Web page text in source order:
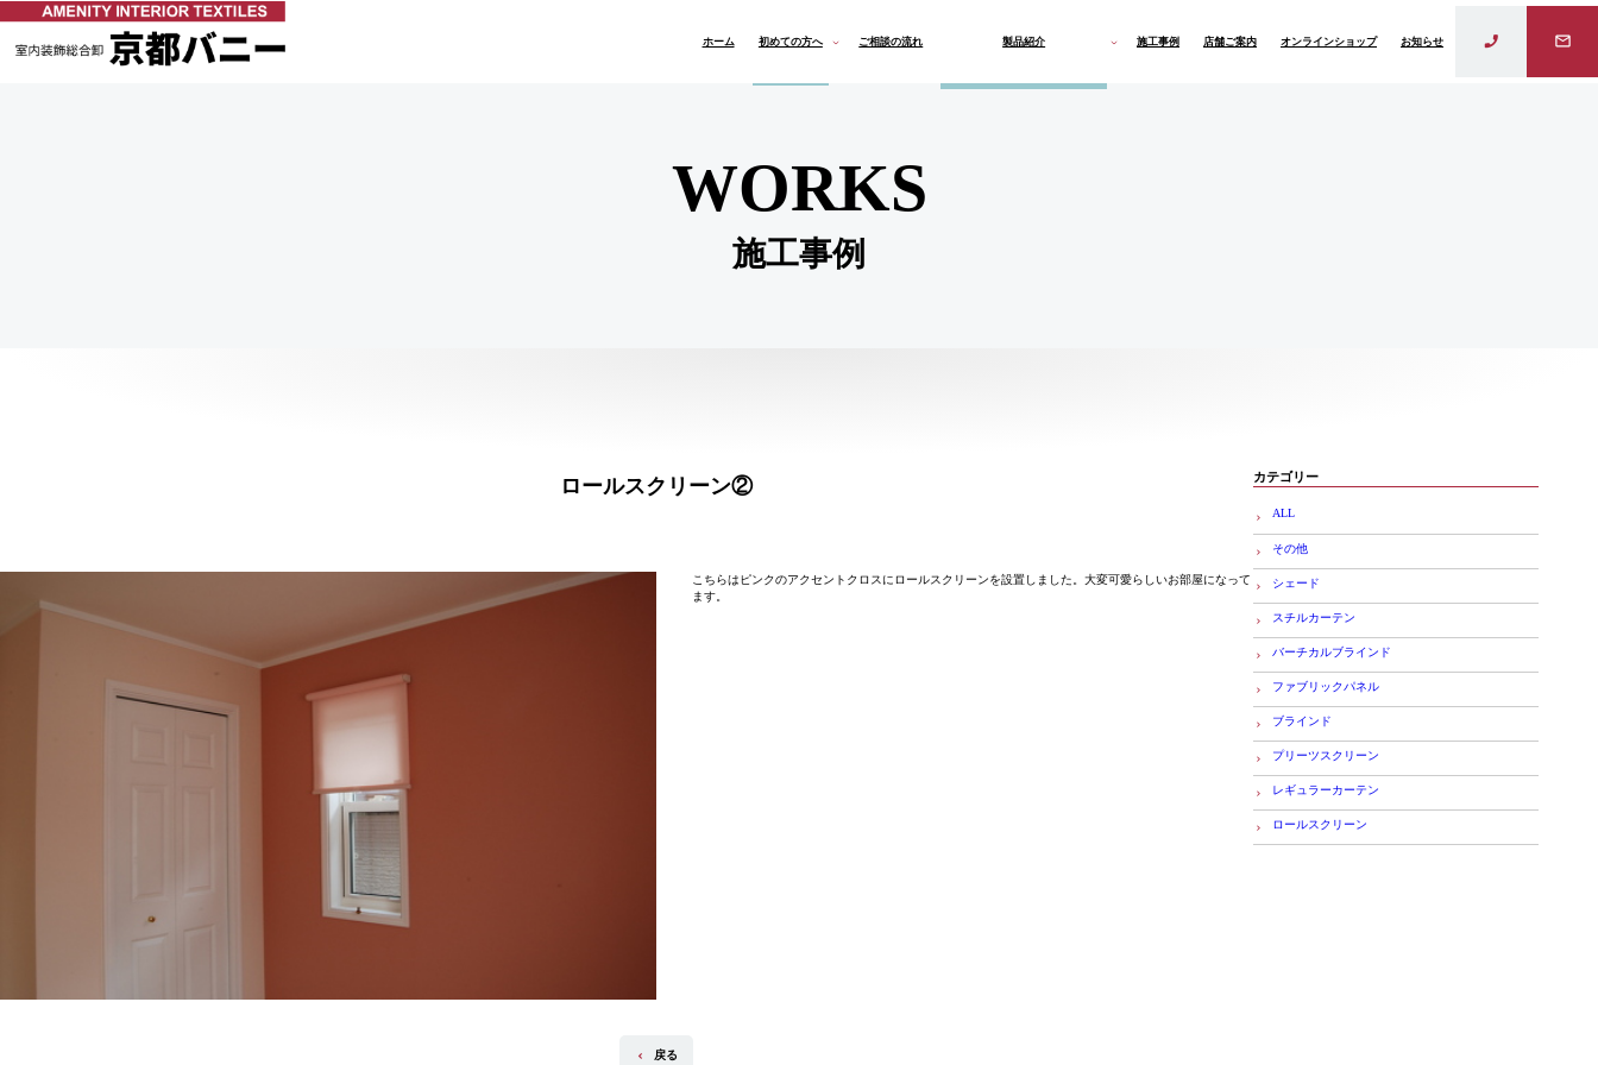
ホーム 初めての方へ ご相談の流れ 製品紹介
オーダーカーテン
ロールスクリーン & ブラインド
施工事例 店舗ご案内 オンラインショップ お知らせ
WORKS
施工事例
ロールスクリーン②
こちらはピンクのアクセントクロスにロールスクリーンを設置しました。大変可愛らしいお部屋になって
ます。
戻る
カテゴリー
ALL
その他
シェード
スチルカーテン
バーチカルブラインド
ファブリックパネル
ブラインド
プリーツスクリーン
レギュラーカーテン
ロールスクリーン